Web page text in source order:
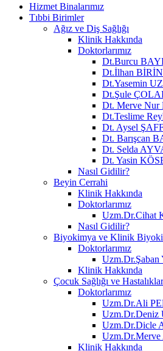
Hizmet Binalarımız
Tıbbi Birimler
Ağız ve Diş Sağlığı
Klinik Hakkında
Doktorlarımız
Dt.Burcu
Dt.İlhan
Dt.Yasemin
Dt.Şule
Dt. Merve
Dt.Teslime
Dt. Aysel
Dt. Barışcan
Dt. Selda
Dt. Yasin
Nasıl Gidilir?
Beyin Cerrahi
Klinik Hakkında
Doktorlarımız
Uzm.Dr.Cihat
Nasıl Gidilir?
Biyokimya ve Klinik
Doktorlarımız
Klinik Hakkında
Çocuk Sağlığı ve
Doktorlarımız
Uzm.Dr.Ali
Uzm.Dr.Deniz
Uzm.Dr.Dicle
Klinik Hakkında